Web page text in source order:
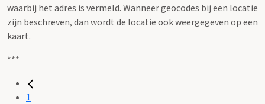
waarbij het adres is vermeld. Wanneer geocodes bij een locatie
zijn beschreven, dan wordt de locatie ook weergegeven op een
kaart.
***
1